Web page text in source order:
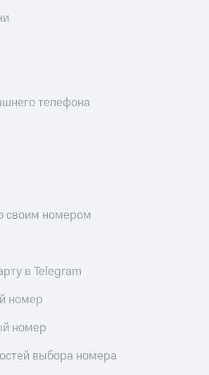
телефона
своим номером
в Telegram
номер
номер
выбора номера